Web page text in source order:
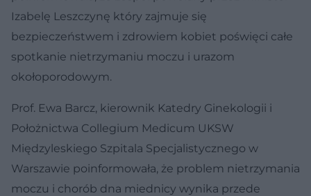
Izabelę Leszczynę który zajmuje się
bezpieczeństwem i zdrowiem kobiet poświęci całe
spotkanie nietrzymaniu moczu i urazom
okołoporodowym.
Prof. Ewa Barcz, kierownik Katedry Ginekologii i
Położnictwa Collegium Medicum UKSW
Międzyleskiego Szpitala Specjalistycznego w
Warszawie poinformowała, że problem nietrzymania
moczu i chorób dna miednicy wynika przede